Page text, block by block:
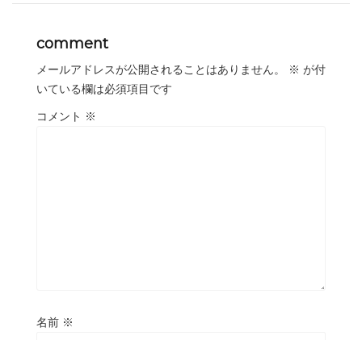
comment
メールアドレスが公開されることはありません。 ※ が付
いている欄は必須項目です
コメント ※
名前 ※